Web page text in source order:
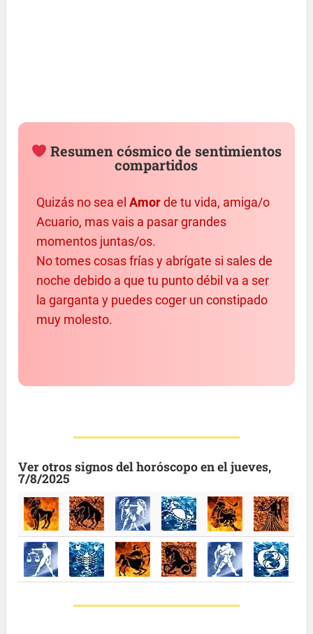
Resumen cósmico de sentimientos
compartidos
Quizás no sea elAmor de tu vida, amiga/o
Acuario, mas vais a pasar grandes
momentos juntas/os.
No tomes cosas frías y abrígate si sales de
noche debido a que tu punto débil va a ser
la garganta y puedes coger un constipado
muy molesto.
Ver otros signos del horóscopo en el jueves,
7/8/2025